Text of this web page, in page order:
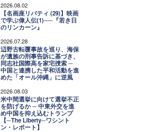
2026.08.02
【名画座リバティ (29)】映画
で学ぶ偉人伝(1)──『若き日
のリンカーン』
2026.07.28
辺野古転覆事故を巡り、海保
が遺族の刑事告訴に基づき、
同志社国際高を家宅捜索 ─
中国と連携した平和活動を進
めた「オール沖縄」に逆風
2026.08.03
米中間選挙に向けて選挙不正
を防げるか ─ 中東外交を進
め中国を抑え込むトランプ
【─The Liberty─ワシント
ン・レポート】